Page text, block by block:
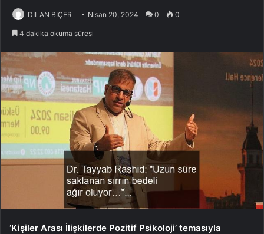
DİLAN BİÇER Nisan 20, 2024 0 0
4 dakika okuma süresi
‘Kişiler Arası İlişkilerde Pozitif Psikoloji’ temasıyla